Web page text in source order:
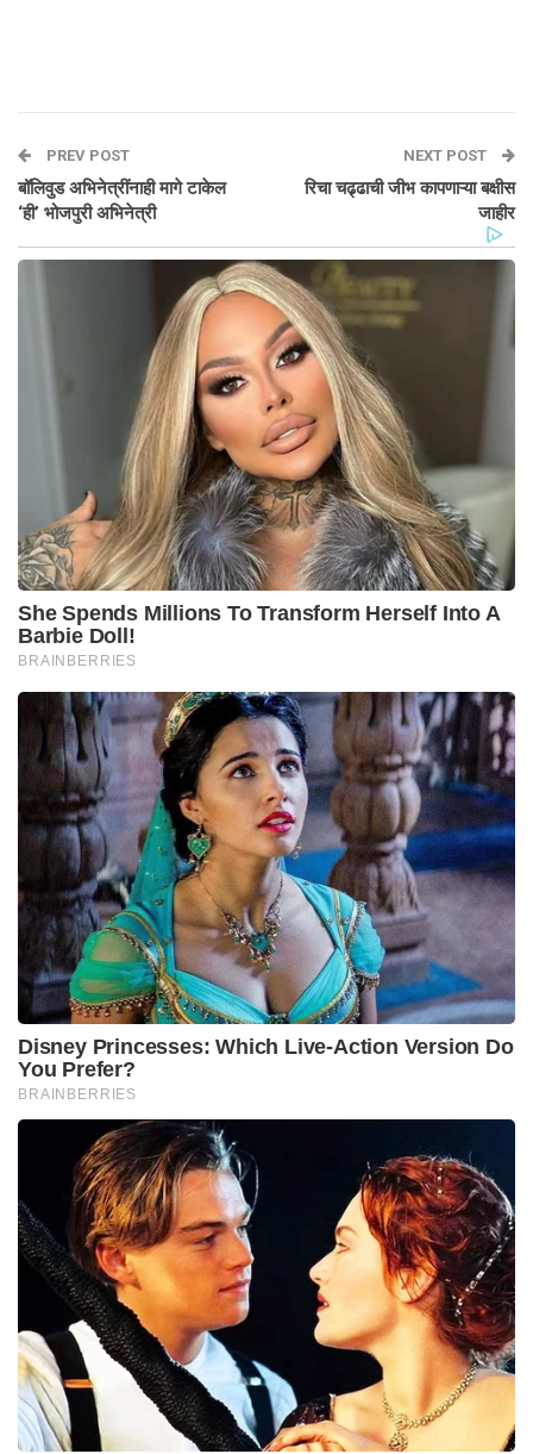
PREV POST
बॉलिवुड अभिनेत्रींनाही मागे टाकेल
‘ही’ भोजपुरी अभिनेत्री
NEXT POST
रिचा चढ्ढाची जीभ कापणाऱ्या बक्षीस
जाहीर